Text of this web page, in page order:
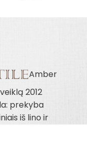
Amber
2012
prekyba
iš lino ir